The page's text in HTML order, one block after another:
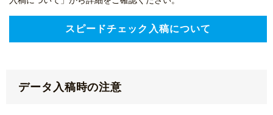
スピードチェック入稿について
データ入稿時の注意